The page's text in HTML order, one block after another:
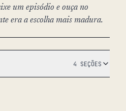
um episódio e ouça no
era a escolha mais madura.
4 SEÇÕES